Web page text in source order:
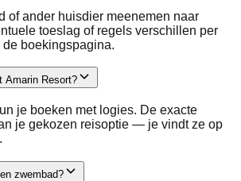
of ander huisdier meenemen naar
toeslag of regels verschillen per
boekingspagina.
Amarin Resort?
je boeken met logies. De exacte
je gekozen reisoptie — je vindt ze op
zwembad?